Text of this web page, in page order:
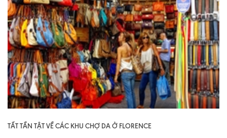
TẤT TẦN TẬT VỀ CÁC KHU CHỢ DA Ở FLORENCE